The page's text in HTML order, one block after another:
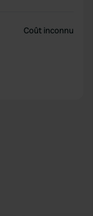
Coût inconnu